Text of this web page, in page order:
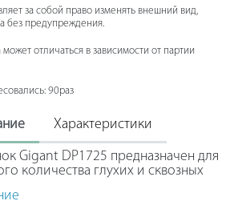
за собой право изменять внешний вид,
без предупреждения.
отличаться в зависимости от партии
90раз
Характеристики
Gigant DP1725 предназначен для
количества глухих и сквозных
заготовках.